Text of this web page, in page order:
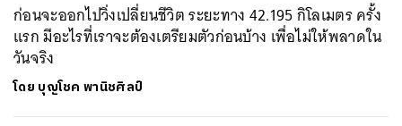
ก่อนจะออกไปวิ่งเปลี่ยนชีวิต ระยะทาง 42.195 กิโลเมตร ครั้ง
แรก มีอะไรที่เราจะต้องเตรียมตัวก่อนบ้าง เพื่อไม่ให้พลาดใน
วันจริง
โดย บุญโชค พานิชศิลป์